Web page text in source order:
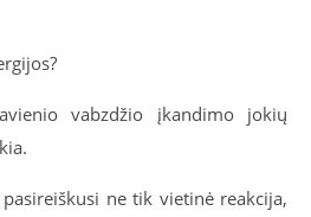
vabzdžio įkandimo jokių
ne tik vietinė reakcija,